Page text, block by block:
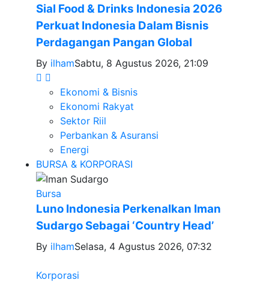
Sial Food & Drinks Indonesia 2026
Perkuat Indonesia Dalam Bisnis
Perdagangan Pangan Global
By ilhamSabtu, 8 Agustus 2026, 21:09
Ekonomi & Bisnis
Ekonomi Rakyat
Sektor Riil
Perbankan & Asuransi
Energi
BURSA & KORPORASI
Bursa
Luno Indonesia Perkenalkan Iman
Sudargo Sebagai ‘Country Head’
By ilhamSelasa, 4 Agustus 2026, 07:32
Korporasi